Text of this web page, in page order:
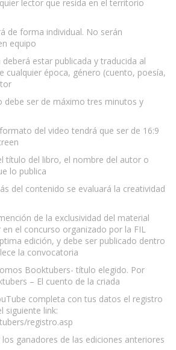
lector que resida en el territorio
de forma individual. No serán
equipo
deberá estar publicada y traducida al
cualquier época, género (cuento, poesía,
debe ser de máximo tres minutos y
del video tendrá que ser de 16:9
título del libro, el nombre del autor o
lo publica
del contenido se evaluará la creatividad
de la exclusividad del material
el concurso organizado por la FIL
edición, y debe ser publicado dentro
la convocatoria
Booktubers- título elegido. Por
– El cuento de la criada
completa con tus datos el registro
siguiente link:
registro.asp
ganadores de las ediciones anteriores